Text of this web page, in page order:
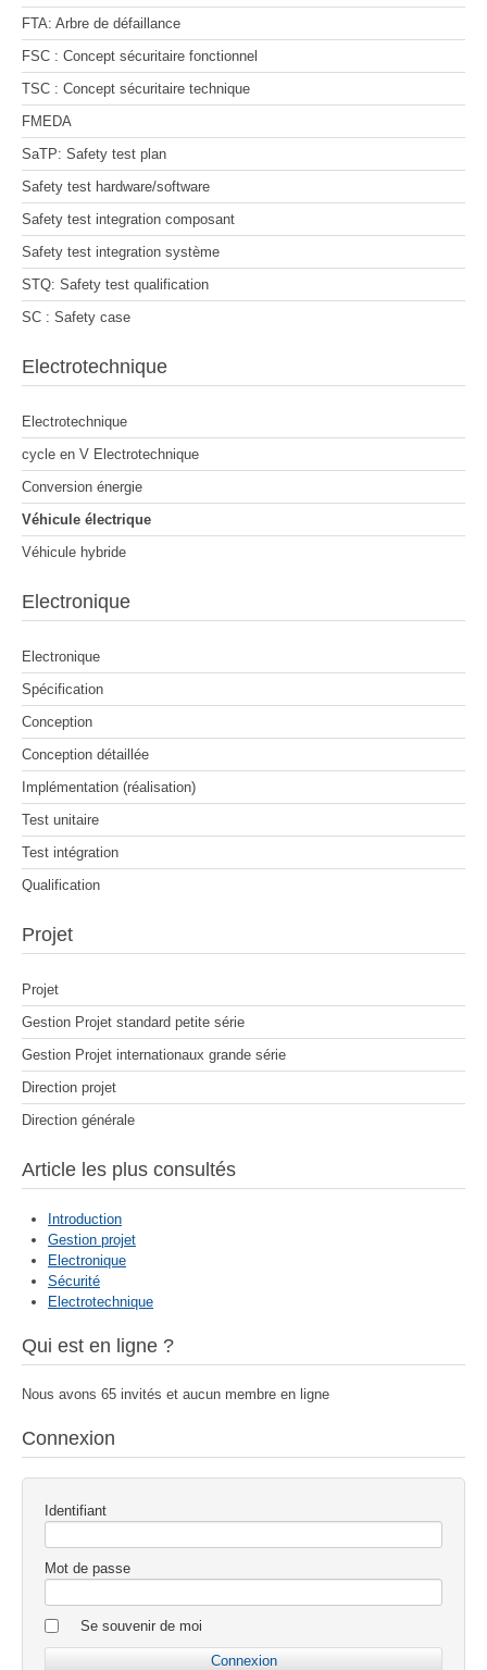
FTA: Arbre de défaillance
FSC : Concept sécuritaire fonctionnel
TSC : Concept sécuritaire technique
FMEDA
SaTP: Safety test plan
Safety test hardware/software
Safety test integration composant
Safety test integration système
STQ: Safety test qualification
SC : Safety case
Electrotechnique
Electrotechnique
cycle en V Electrotechnique
Conversion énergie
Véhicule électrique
Véhicule hybride
Electronique
Electronique
Spécification
Conception
Conception détaillée
Implémentation (réalisation)
Test unitaire
Test intégration
Qualification
Projet
Projet
Gestion Projet standard petite série
Gestion Projet internationaux grande série
Direction projet
Direction générale
Article les plus consultés
Introduction
Gestion projet
Electronique
Sécurité
Electrotechnique
Qui est en ligne ?
Nous avons 65 invités et aucun membre en ligne
Connexion
Identifiant
Mot de passe
Se souvenir de moi